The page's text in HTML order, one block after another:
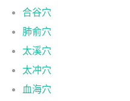
合谷穴
肺俞穴
太溪穴
太冲穴
血海穴